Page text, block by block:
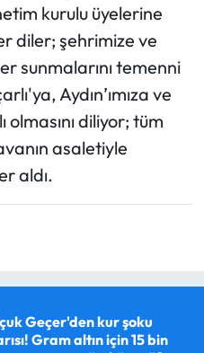
kurulu üyelerine
diler; şehrimize ve
sunmalarını temenni
Aydın’ımıza ve
olmasını diliyor; tüm
asaletiyle
aldı.
Geçer'den kur şoku
Gram altın için 15 bin